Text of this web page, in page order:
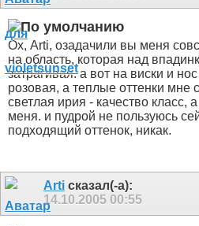
Ох, Arti, озадачили вы меня
на область, которая над
затрагивая. а вот на виски и
розовая, а теплые оттенки мне
светлая ирия - качество класс,
меня. и пудрой не пользуюсь
подходящий оттенок, никак.
Arti сказал(-а):
14.10.2005 00:55